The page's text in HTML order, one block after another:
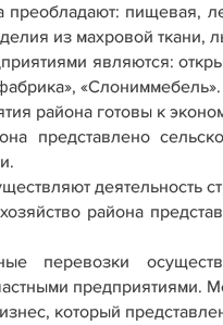
преобладают: пищевая,
из махровой ткани,
являются:
«Слониммебель».
района готовы к
представлено
деятельность
района
перевозки
который